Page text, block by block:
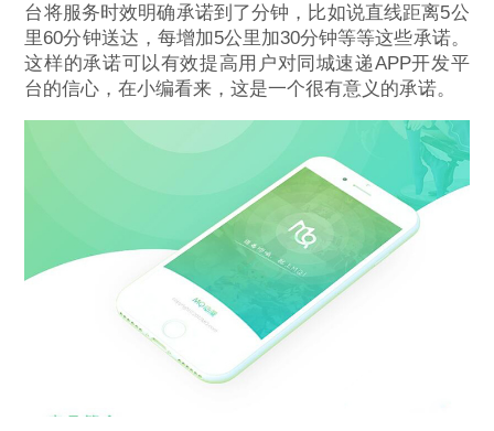
台将服务时效明确承诺到了分钟，比如说直线距离5公
里60分钟送达，每增加5公里加30分钟等等这些承诺。
这样的承诺可以有效提高用户对同城速递APP开发平
台的信心，在小编看来，这是一个很有意义的承诺。